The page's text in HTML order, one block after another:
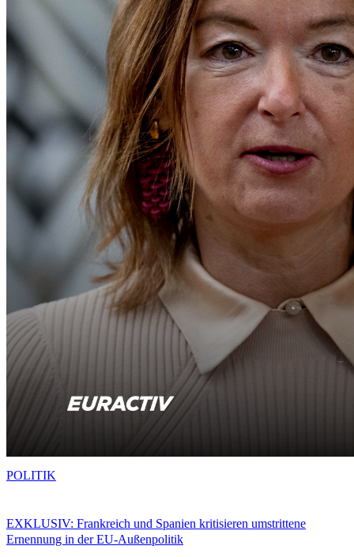
EXKLUSIV: Frankreich und Spanien kritisieren umstrittene
Ernennung in der EU-Außenpolitik
POLITIK